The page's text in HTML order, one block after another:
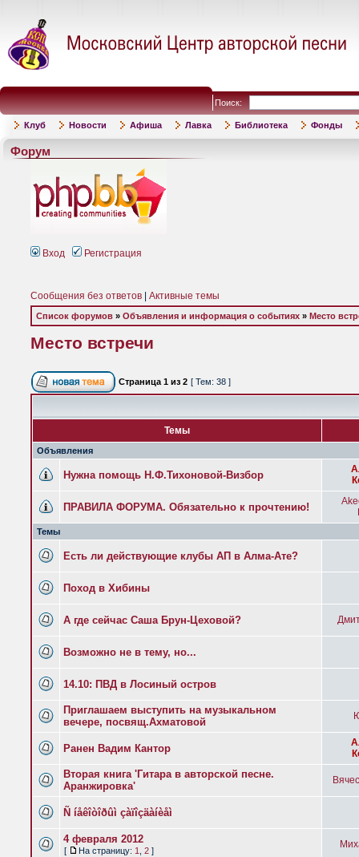
Поиск:
Клуб Новости Афиша Лавка Библиотека Фонды
Форум
Вход Регистрация
Сообщения без ответов Активные темы
Список форумов » Объявления и информация о событиях » Место
Место встречи
Страница 1 из 2 [ Тем: 38 ]
Темы
Объявления
Нужна помощь Н.Ф.Тихоновой-Визбор
ПРАВИЛА ФОРУМА. Обязательно к прочтению!
Темы
Есть ли действующие клубы АП в Алма-Ате?
Поход в Хибины
А где сейчас Саша Брун-Цеховой?
Возможно не в тему, но...
14.10: ПВД в Лосиный остров
Приглашаем выступить на музыкальном
вечере, посвящ.Ахматовой
Ранен Вадим Кантор
Вторая книга 'Гитара в авторской песне.
Аранжировка'
Ñ íåêîòîðûì çàïîçäàíèåì
4 февраля 2012
[ На страницу: 1 2 ]